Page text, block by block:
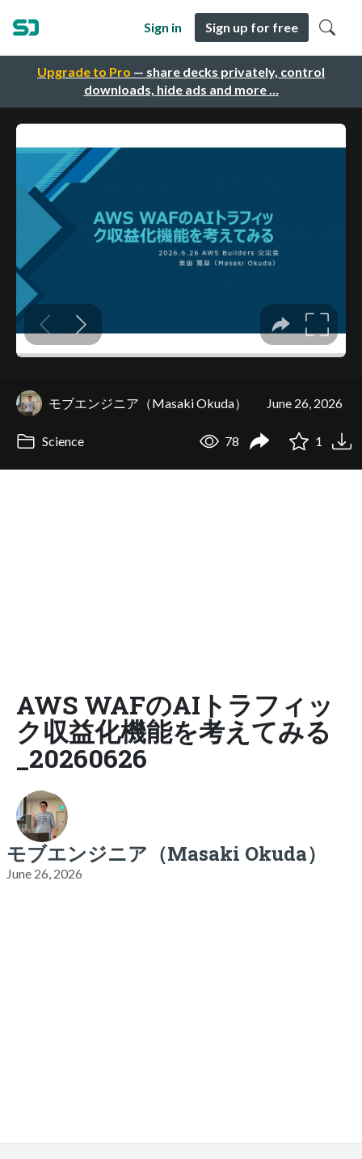
Upgrade to Pro — share decks privately, control
downloads, hide ads and more …
Sign in Sign up for free
モブエンジニア（Masaki Okuda） June 26, 2026
Science 78 1
AWS WAFのAIトラフィッ
ク収益化機能を考えてみる
_20260626
モブエンジニア（Masaki Okuda）
June 26, 2026